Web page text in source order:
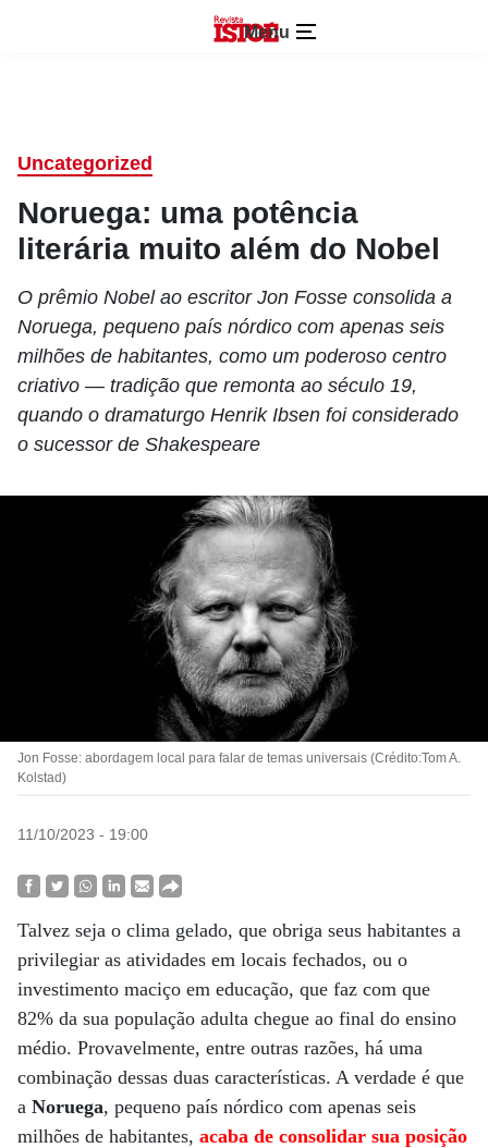
Menu
Uncategorized
Noruega: uma potência
literária muito além do Nobel
O prêmio Nobel ao escritor Jon Fosse consolida a
Noruega, pequeno país nórdico com apenas seis
milhões de habitantes, como um poderoso centro
criativo — tradição que remonta ao século 19,
quando o dramaturgo Henrik Ibsen foi considerado
o sucessor de Shakespeare
Jon Fosse: abordagem local para falar de temas universais (Crédito:Tom A.
Kolstad)
11/10/2023 - 19:00
Talvez seja o clima gelado, que obriga seus habitantes a
privilegiar as atividades em locais fechados, ou o
investimento maciço em educação, que faz com que
82% da sua população adulta chegue ao final do ensino
médio. Provavelmente, entre outras razões, há uma
combinação dessas duas características. A verdade é que
a Noruega, pequeno país nórdico com apenas seis
milhões de habitantes, acaba de consolidar sua posição